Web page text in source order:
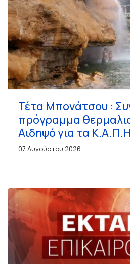
Τέτα Μπονάτσου :
πρόγραμμα
Αιδηψό για τα
07 Αυγούστου 2026